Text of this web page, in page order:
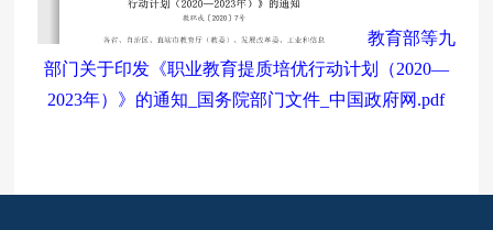
教育部等九
部门关于印发《职业教育提质培优行动计划（2020—
2023年）》的通知_国务院部门文件_中国政府网.pdf